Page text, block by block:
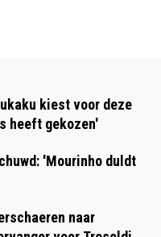
kiest voor deze
heeft gekozen'
'Mourinho duldt
naar